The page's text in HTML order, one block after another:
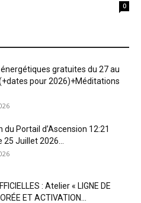
0
gratuites du 27 au
pour 2026)+Méditations
du Portail d’Ascension 12:21
25 Juillet 2026...
: Atelier « LIGNE DE
ET ACTIVATION...